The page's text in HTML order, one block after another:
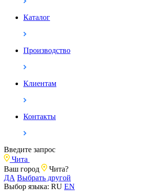
Каталог
Производство
Клиентам
Контакты
Введите запрос
Чита
Ваш город
Чита?
ДА Выбрать другой
Выбор языка: RU EN